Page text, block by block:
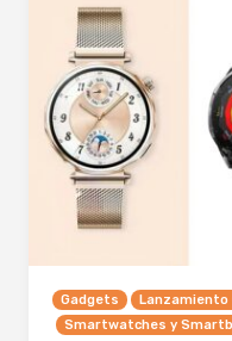
Gadgets
Lanzamiento
Smartwatches y